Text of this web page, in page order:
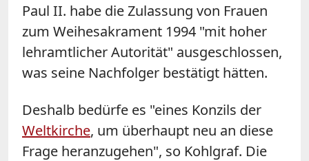
Paul II. habe die Zulassung von Frauen
zum Weihesakrament 1994 "mit hoher
lehramtlicher Autorität" ausgeschlossen,
was seine Nachfolger bestätigt hätten.
Deshalb bedürfe es "eines Konzils der
Weltkirche, um überhaupt neu an diese
Frage heranzugehen", so Kohlgraf. Die